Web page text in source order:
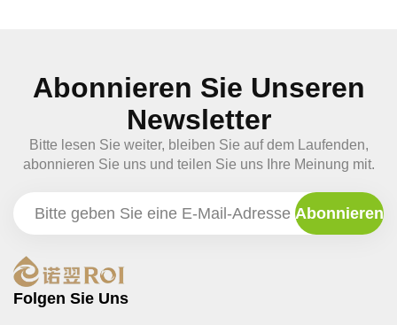
Abonnieren Sie Unseren
Newsletter
Bitte lesen Sie weiter, bleiben Sie auf dem Laufenden,
abonnieren Sie uns und teilen Sie uns Ihre Meinung mit.
Folgen Sie Uns